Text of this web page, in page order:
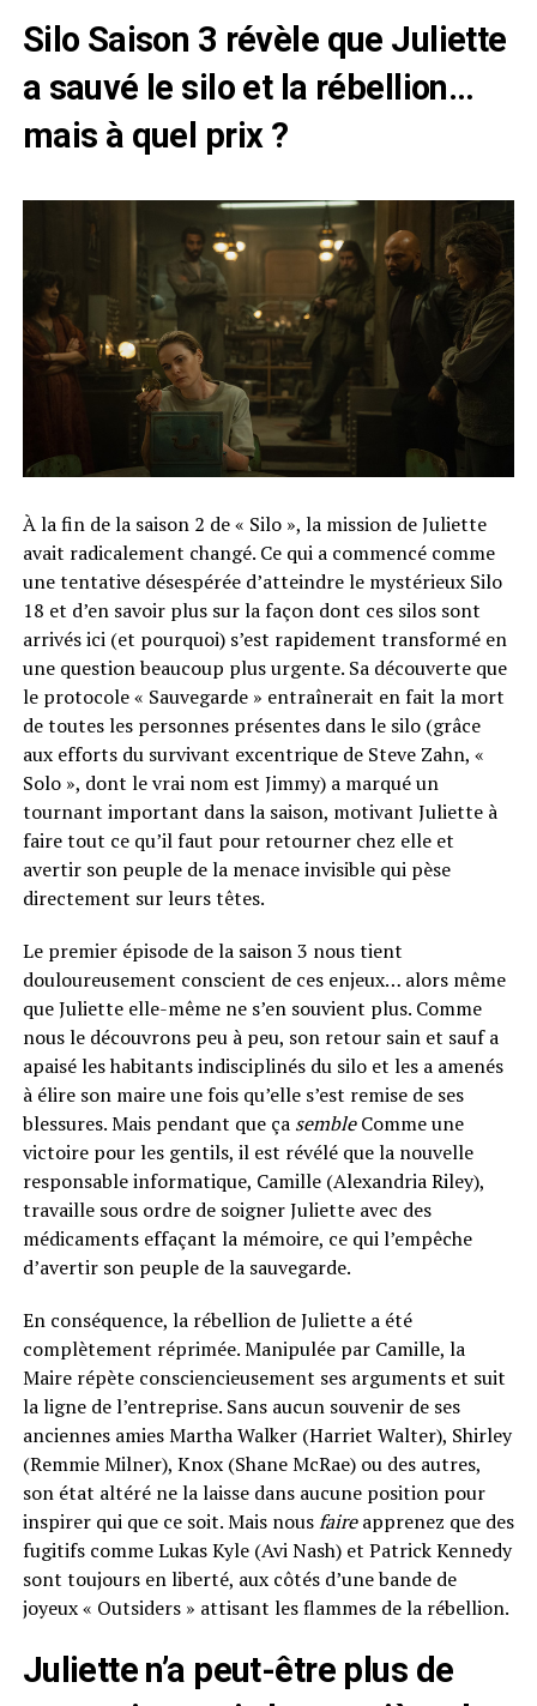
Silo Saison 3 révèle que Juliette
a sauvé le silo et la rébellion…
mais à quel prix ?
À la fin de la saison 2 de « Silo », la mission de Juliette
avait radicalement changé. Ce qui a commencé comme
une tentative désespérée d’atteindre le mystérieux Silo
18 et d’en savoir plus sur la façon dont ces silos sont
arrivés ici (et pourquoi) s’est rapidement transformé en
une question beaucoup plus urgente. Sa découverte que
le protocole « Sauvegarde » entraînerait en fait la mort
de toutes les personnes présentes dans le silo (grâce
aux efforts du survivant excentrique de Steve Zahn, «
Solo », dont le vrai nom est Jimmy) a marqué un
tournant important dans la saison, motivant Juliette à
faire tout ce qu’il faut pour retourner chez elle et
avertir son peuple de la menace invisible qui pèse
directement sur leurs têtes.
Le premier épisode de la saison 3 nous tient
douloureusement conscient de ces enjeux… alors même
que Juliette elle-même ne s’en souvient plus. Comme
nous le découvrons peu à peu, son retour sain et sauf a
apaisé les habitants indisciplinés du silo et les a amenés
à élire son maire une fois qu’elle s’est remise de ses
blessures. Mais pendant que ça sembleComme une
victoire pour les gentils, il est révélé que la nouvelle
responsable informatique, Camille (Alexandria Riley),
travaille sous ordre de soigner Juliette avec des
médicaments effaçant la mémoire, ce qui l’empêche
d’avertir son peuple de la sauvegarde.
En conséquence, la rébellion de Juliette a été
complètement réprimée. Manipulée par Camille, la
Maire répète consciencieusement ses arguments et suit
la ligne de l’entreprise. Sans aucun souvenir de ses
anciennes amies Martha Walker (Harriet Walter), Shirley
(Remmie Milner), Knox (Shane McRae) ou des autres,
son état altéré ne la laisse dans aucune position pour
inspirer qui que ce soit. Mais nousfaireapprenez que des
fugitifs comme Lukas Kyle (Avi Nash) et Patrick Kennedy
sont toujours en liberté, aux côtés d’une bande de
joyeux « Outsiders » attisant les flammes de la rébellion.
Juliette n’a peut-être plus de